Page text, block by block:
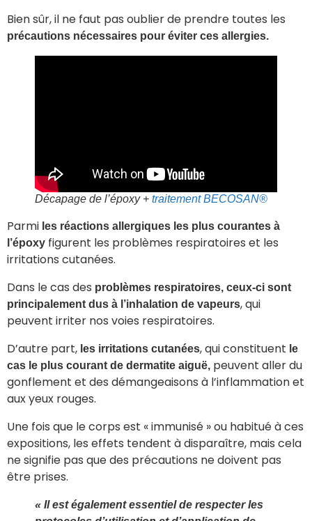
Bien sûr, il ne faut pas oublier de prendre toutes les
précautions nécessaires pour éviter ces allergies.
Décapage de l’époxy + traitementBECOSAN®
Parmi les réactions allergiques les plus courantes à
l’époxy figurent les problèmes respiratoires et les
irritations cutanées.
Dans le cas des problèmes respiratoires, ceux-ci sont
principalement dus à l’inhalation de vapeurs, qui
peuvent irriter nos voies respiratoires.
D’autre part, les irritations cutanées, qui constituent le
cas le plus courant de dermatite aiguë, peuvent aller du
gonflement et des démangeaisons à l’inflammation et
aux yeux rouges.
Une fois que le corps est « immunisé » ou habitué à ces
expositions, les effets tendent à disparaître, mais cela
ne signifie pas que des précautions ne doivent pas
être prises.
« Il est également essentiel de respecter les